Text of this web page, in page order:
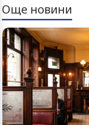
Още новини